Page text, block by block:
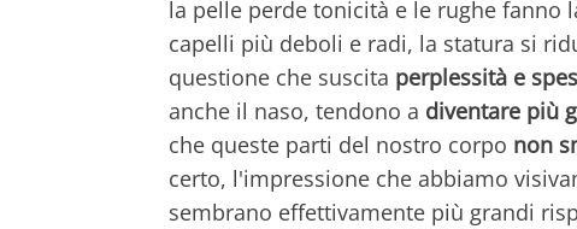
la pelle perde tonicità e le rughe fanno
capelli più deboli e radi, la statura si
questione che suscita perplessità e
anche il naso, tendono a diventare più
che queste parti del nostro corpo non
certo, l'impressione che abbiamo
sembrano effettivamente più grandi